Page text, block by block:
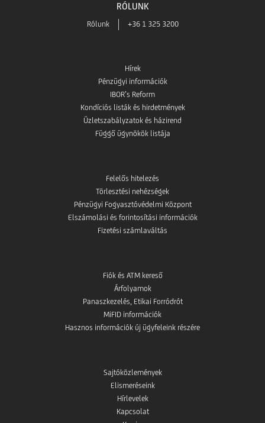
RÓLUNK
Rólunk +36 1 325 3200
Hírek
Pénzügyi információk
IBOR’s Reform
Kondíciós listák és hirdetmények
Üzletszabályzatok és házirend
Függő ügynökök listája
Felelős hitelezés
Törlesztési nehézségek
Pénzügyi Fogyasztóvédelmi Központ
Elszámolási és forintosítási információk
Fizetési számlaváltás
Fiók és ATM kereső
Árfolyamok
Panaszkezelés, Etikai Forródrót
MiFID információk
Hasznos információk új ügyfeleink részére
Sajtóközlemények
Elismeréseink
Hírlevelek
Kapcsolat